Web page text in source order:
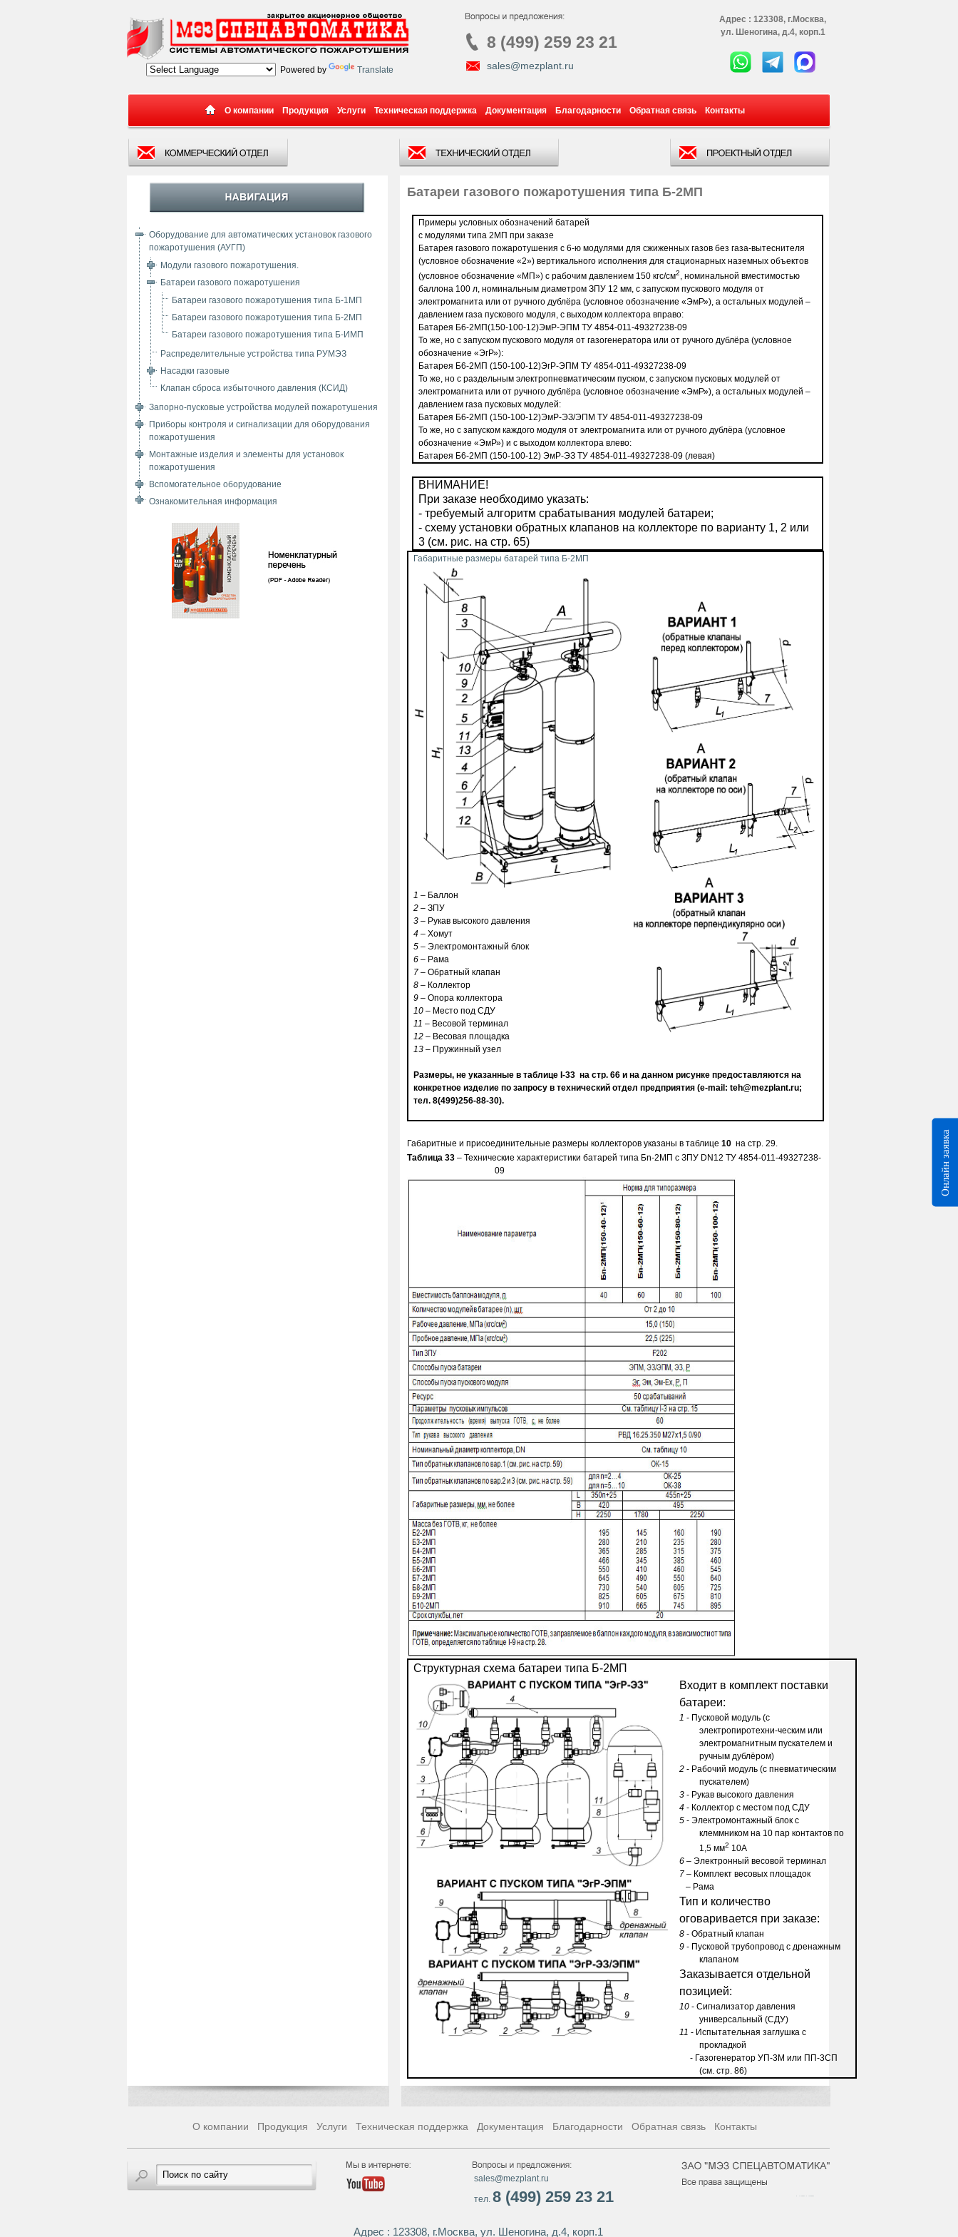
Powered by Translate
8 (499) 259 23 21
sales@mezplant.ru
Адрес : 123308, г.Москва,
ул. Шеногина, д.4, корп.1
О компании Продукция Услуги Техническая поддержка Документация Благодарности Обратная связь Контакты
Оборудование для автоматических установок газового
пожаротушения (АУГП)
Модули газового пожаротушения.
Батареи газового пожаротушения
Батареи газового пожаротушения типа Б-1МП
Батареи газового пожаротушения типа Б-2МП
Батареи газового пожаротушения типа Б-ИМП
Распределительные устройства типа РУМЭЗ
Насадки газовые
Клапан сброса избыточного давления (КСИД)
Запорно-пусковые устройства модулей пожаротушения
Приборы контроля и сигнализации для оборудования
пожаротушения
Монтажные изделия и элементы для установок
пожаротушения
Вспомогательное оборудование
Ознакомительная информация
Батареи газового пожаротушения типа Б-2МП
Примеры условных обозначений батарей
с модулями типа 2МП при заказе
Батарея газового пожаротушения с 6-ю модулями для сжиженных газов без газа-вытеснителя
(условное обозначение «2») вертикального исполнения для стационарных наземных объектов
(условное обозначение «МП») с рабочим давлением 150 кгс/см2, номинальной вместимостью
баллона 100 л, номинальным диаметром ЗПУ 12 мм, с запуском пускового модуля от
электромагнита или от ручного дублёра (условное обозначение «ЭмР»), а остальных модулей –
давлением газа пускового модуля, с выходом коллектора вправо:
Батарея Б6-2МП(150-100-12)ЭмР-ЭПМ ТУ 4854-011-49327238-09
То же, но с запуском пускового модуля от газогенератора или от ручного дублёра (условное
обозначение «ЭгР»):
Батарея Б6-2МП (150-100-12)ЭгР-ЭПМ ТУ 4854-011-49327238-09
То же, но с раздельным электропневматическим пуском, с запуском пусковых модулей от
электромагнита или от ручного дублёра (условное обозначение «ЭмР»), а остальных модулей –
давлением газа пусковых модулей:
Батарея Б6-2МП (150-100-12)ЭмР-ЭЗ/ЭПМ ТУ 4854-011-49327238-09
То же, но с запуском каждого модуля от электромагнита или от ручного дублёра (условное
обозначение «ЭмР») и с выходом коллектора влево:
Батарея Б6-2МП (150-100-12) ЭмР-ЭЗ ТУ 4854-011-49327238-09 (левая)
ВНИМАНИЕ!
При заказе необходимо указать:
- требуемый алгоритм срабатывания модулей батареи;
- схему установки обратных клапанов на коллекторе по варианту 1, 2 или
3 (см. рис. на стр. 65)
Габаритные размеры батарей типа Б-2МП
1 – Баллон
2 – ЗПУ
3 – Рукав высокого давления
4 – Хомут
5 – Электромонтажный блок
6– Рама
7– Обратный клапан
8– Коллектор
9– Опора коллектора
10– Место под СДУ
11– Весовой терминал
12– Весовая площадка
13– Пружинный узел
Размеры, не указанные в таблице I-33 на стр. 66 и на данном рисунке предоставляются на
конкретное изделие по запросу в технический отдел предприятия (e-mail :teh@mezplant.ru;
тел. 8(499)256-88-30).
Габаритные и присоединительные размеры коллекторов указаны в таблице 10 на стр. 29.
Таблица 33 – Технические характеристики батарей типа Бn-2МП c ЗПУ DN 12 ТУ 4854-011-49327238-
09
Структурная схема батареи типа Б-2МП
Входит в комплект поставки
батареи:
1 - Пусковой модуль (с
электропиротехни-ческим или
электромагнитным пускателем и
ручным дублёром)
2 - Рабочий модуль (с пневматическим
пускателем)
3 - Рукав высокого давления
4 - Коллектор с местом под СДУ
5 - Электромонтажный блок с
клеммником на 10 пар контактов по
1,5 мм2 10А
6– Электронный весовой терминал
7– Комплект весовых площадок
– Рама
Тип и количество
оговаривается при заказе:
8 - Обратный клапан
9 - Пусковой трубопровод с дренажным
клапаном
Заказывается отдельной
позицией:
10 - Сигнализатор давления
универсальный (СДУ)
11 - Испытательная заглушка с
прокладкой
- Газогенератор УП-3М или ПП-3СП
(см. стр. 86)
О компании Продукция Услуги Техническая поддержка Документация Благодарности Обратная связь Контакты
sales@mezplant.ru
тел. 8 (499) 259 23 21
Адрес : 123308, г.Москва, ул. Шеногина, д.4, корп.1
Онлайн заявка